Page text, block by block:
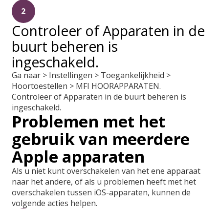
2
Controleer of Apparaten in de
buurt beheren is
ingeschakeld.
Ga naar > Instellingen > Toegankelijkheid >
Hoortoestellen > MFI HOORAPPARATEN.
Controleer of Apparaten in de buurt beheren is
ingeschakeld.
Problemen met het
gebruik van meerdere
Apple apparaten
Als u niet kunt overschakelen van het ene apparaat
naar het andere, of als u problemen heeft met het
overschakelen tussen iOS-apparaten, kunnen de
volgende acties helpen.